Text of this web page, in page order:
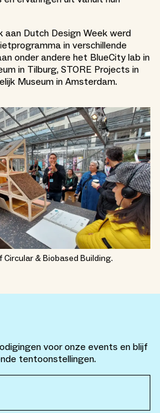
aan Dutch Design Week werd
in verschillende
onder andere het BlueCity lab in
in Tilburg, STORE Projects in
Museum in Amsterdam.
& Biobased Building.
voor onze events en blijf
tentoonstellingen.